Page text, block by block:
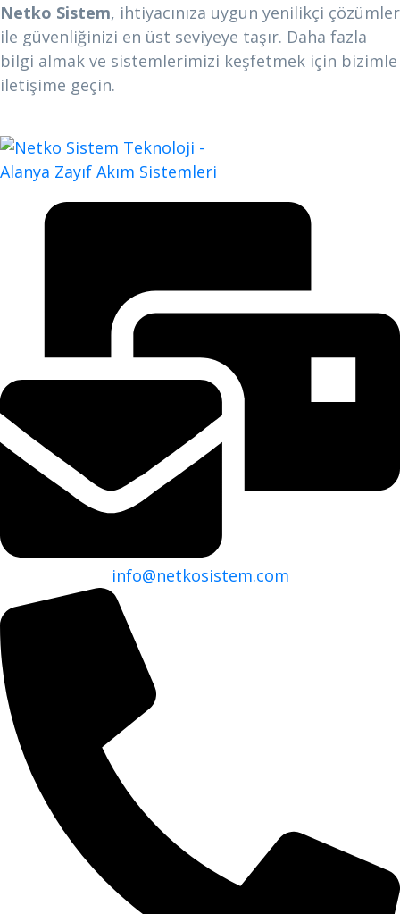
Netko Sistem, ihtiyacınıza uygun yenilikçi çözümler
ile güvenliğinizi en üst seviyeye taşır. Daha fazla
bilgi almak ve sistemlerimizi keşfetmek için bizimle
iletişime geçin.
info@netkosistem.com